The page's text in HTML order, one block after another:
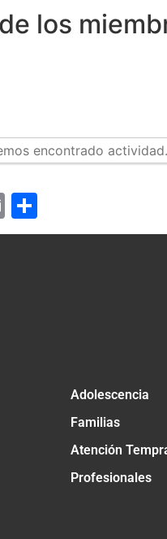
los
encontrado
Email
Adolescencia
Familias
Atención
Profesionales